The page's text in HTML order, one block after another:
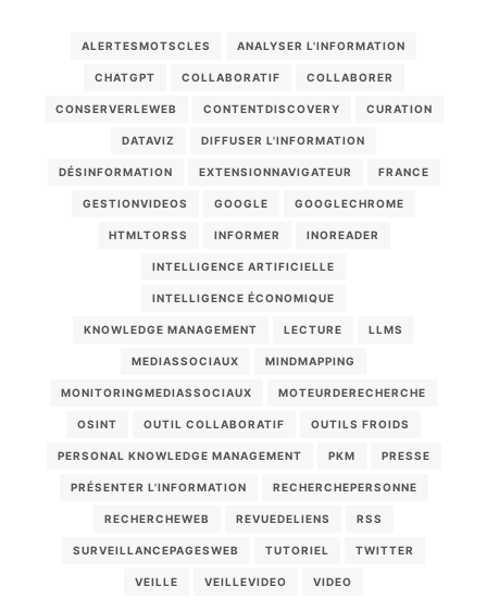
ALERTESMOTSCLES ANALYSER L'INFORMATION
CHATGPT COLLABORATIF COLLABORER
CONSERVERLEWEB CONTENTDISCOVERY CURATION
DATAVIZ DIFFUSER L'INFORMATION
DÉSINFORMATION EXTENSIONNAVIGATEUR FRANCE
GESTIONVIDEOS GOOGLE GOOGLECHROME
HTMLTORSS INFORMER INOREADER
INTELLIGENCE ARTIFICIELLE
INTELLIGENCE ÉCONOMIQUE
KNOWLEDGE MANAGEMENT LECTURE LLMS
MEDIASSOCIAUX MINDMAPPING
MONITORINGMEDIASSOCIAUX MOTEURDERECHERCHE
OSINT OUTIL COLLABORATIF OUTILS FROIDS
PERSONAL KNOWLEDGE MANAGEMENT PKM PRESSE
PRÉSENTER L'INFORMATION RECHERCHEPERSONNE
RECHERCHEWEB REVUEDELIENS RSS
SURVEILLANCEPAGESWEB TUTORIEL TWITTER
VEILLE VEILLEVIDEO VIDEO